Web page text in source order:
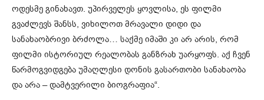
ოდესმე გინახავთ. უპირველეს ყოვლისა, ეს ფილმი
გვაძლევს შანსს, ვიხილოთ მრავალი დიდი და
სანახაობრივი ბრძოლა… საქმე იმაში კი არ არის, რომ
ფილმი ისტორიულ რეალობას განზრახ უარყოფს. აქ ჩვენ
წარმოგვიდგება უმაღლესი დონის გასართობი სანახაობა
და არა – დამტვერილი ბიოგრაფია“.